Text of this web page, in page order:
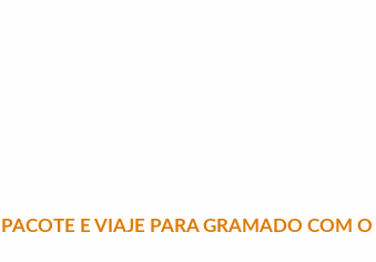
PACOTE E VIAJE PARA GRAMADO COM